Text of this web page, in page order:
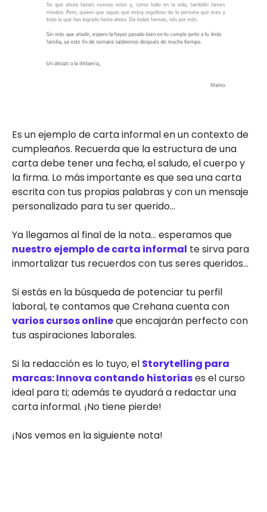
Es un ejemplo de carta informal en un contexto de
cumpleaños. Recuerda que la estructura de una
carta debe tener una fecha, el saludo, el cuerpo y
la firma. Lo más importante es que sea una carta
escrita con tus propias palabras y con un mensaje
personalizado para tu ser querido...
Ya llegamos al final de la nota… esperamos que
nuestro ejemplo de carta informal te sirva para
inmortalizar tus recuerdos con tus seres queridos…
Si estás en la búsqueda de potenciar tu perfil
laboral, te contamos que Crehana cuenta con
varios cursos onlineque encajarán perfecto con
tus aspiraciones laborales.
Si la redacción es lo tuyo, el Storytelling para
marcas: Innova contando historiases el curso
ideal para ti; además te ayudará a redactar una
carta informal. ¡No tiene pierde!
¡Nos vemos en la siguiente nota!